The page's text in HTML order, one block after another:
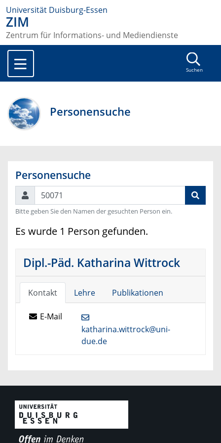
Universität Duisburg-Essen
ZIM
Zentrum für Informations- und Mediendienste
Suchen
Personensuche
Personensuche
Suchen
Bitte geben Sie den Namen der gesuchten Person ein.
Es wurde 1 Person gefunden.
Dipl.-Päd. Katharina Wittrock
Kontakt Lehre Publikationen
E-Mail
katharina.wittrock@uni-
due.de